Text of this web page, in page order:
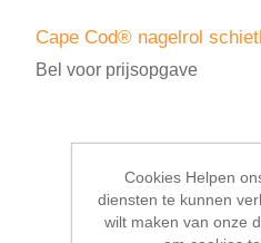
Cape Cod® nagelrol
Bel voor prijsopgave
Cookies Helpen
diensten te kunnen
wilt maken van onze